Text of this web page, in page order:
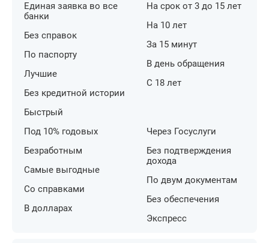
Единая заявка во все
банки
Без справок
По паспорту
Лучшие
Без кредитной истории
Быстрый
На срок от 3 до 15 лет
На 10 лет
За 15 минут
В день обращения
С 18 лет
Под 10% годовых
Безработным
Самые выгодные
Со справками
В долларах
Через Госуслуги
Без подтверждения
дохода
По двум документам
Без обеспечения
Экспресс